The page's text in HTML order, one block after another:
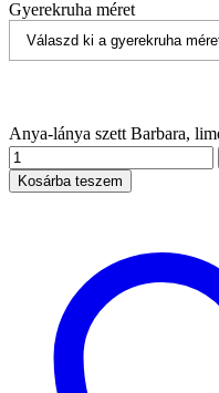
Gyerekruha méret
Anya-lánya szett Barbara,
Kosárba teszem